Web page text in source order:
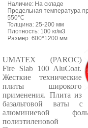
Наличие: На складе
Предельная температура
550°C
Толщина: 25-200 мм
Плотность: 100 кг/м3
Размер: 600*1200 мм
UMATEX (PAROC)
Fire Slab 100 AluCoat.
Жесткие технические
плиты широкого
применения. Плита из
базальтовой ваты с
алюминиевой